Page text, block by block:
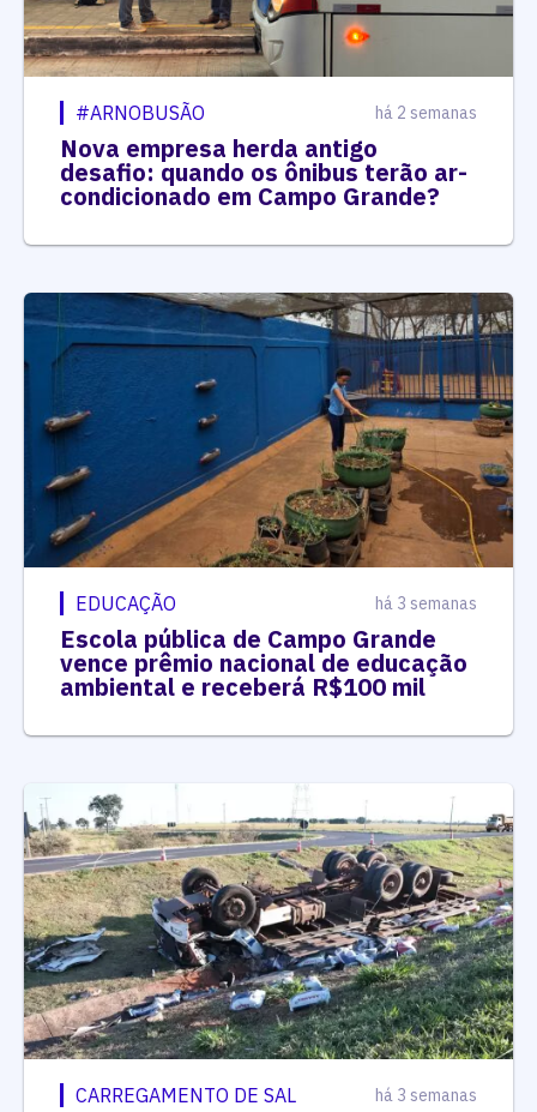
#ARNOBUSÃO há 2 semanas
Nova empresa herda antigo
desafio: quando os ônibus terão ar-
condicionado em Campo Grande?
EDUCAÇÃO há 3 semanas
Escola pública de Campo Grande
vence prêmio nacional de educação
ambiental e receberá R$100 mil
CARREGAMENTO DE SAL há 3 semanas